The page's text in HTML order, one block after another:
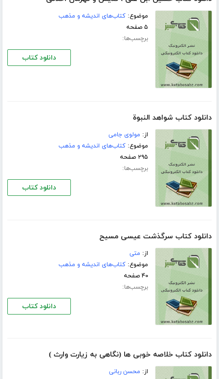
موضوع:کتاب‌های اندیشه و مذهب
۵ صفحه
برچسب‌ها:
دانلود کتاب
دانلود کتاب شواهد النبوﺓ
از: مولوی جامی
موضوع:کتاب‌های اندیشه و مذهب
۲۹۵ صفحه
برچسب‌ها:
دانلود کتاب
دانلود کتاب سرگذشت عیسی مسیح
از: متی
موضوع:کتاب‌های اندیشه و مذهب
۴۰ صفحه
برچسب‌ها:
دانلود کتاب
دانلود کتاب خلاصه خوبى ها (نگاهى به زیارت وارث )
از: محسن ربانى